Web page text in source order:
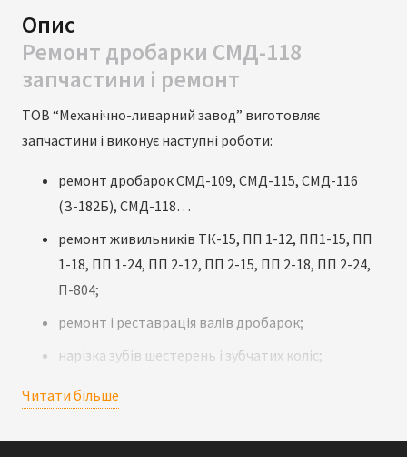
Опис
Ремонт дробарки СМД-118
запчастини і ремонт
ТОВ “Механічно-ливарний завод” виготовляє
запчастини і виконує наступні роботи:
ремонт дробарок СМД-109, СМД-115, СМД-116
(З-182Б), СМД-118…
ремонт живильників ТК-15, ПП 1-12, ПП1-15, ПП
1-18, ПП 1-24, ПП 2-12, ПП 2-15, ПП 2-18, ПП 2-24,
П-804;
ремонт і реставрація валів дробарок;
нарізка зубів шестерень і зубчатих коліс;
повна механічна обробка заготовок;
відпуск).
Читати більше